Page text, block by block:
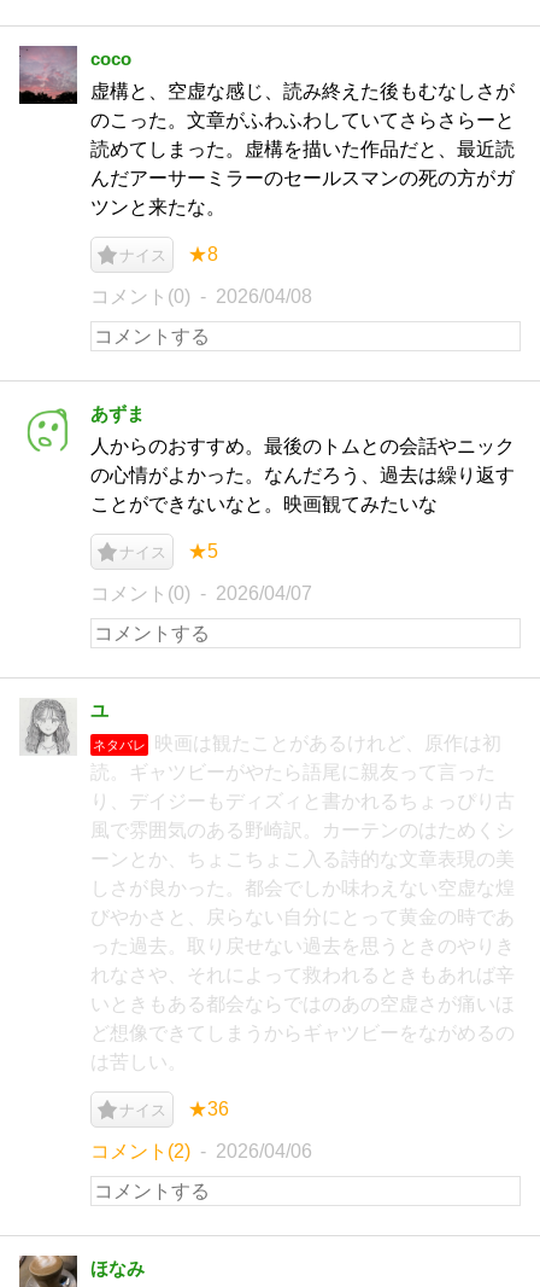
coco
虚構と、空虚な感じ、読み終えた後もむなしさが
のこった。文章がふわふわしていてさらさらーと
読めてしまった。虚構を描いた作品だと、最近読
んだアーサーミラーのセールスマンの死の方がガ
ツンと来たな。
ナイス ★8
コメント(0) 2026/04/08
あずま
人からのおすすめ。最後のトムとの会話やニック
の心情がよかった。なんだろう、過去は繰り返す
ことができないなと。映画観てみたいな
ナイス ★5
コメント(0) 2026/04/07
ユ
ネタバレ
映画は観たことがあるけれど、原作は初
読。ギャツビーがやたら語尾に親友って言った
り、デイジーもディズィと書かれるちょっぴり古
風で雰囲気のある野崎訳。カーテンのはためくシ
ーンとか、ちょこちょこ入る詩的な文章表現の美
しさが良かった。都会でしか味わえない空虚な煌
びやかさと、戻らない自分にとって黄金の時であ
った過去。取り戻せない過去を思うときのやりき
れなさや、それによって救われるときもあれば辛
いときもある都会ならではのあの空虚さが痛いほ
ど想像できてしまうからギャツビーをながめるの
は苦しい。
ナイス ★36
コメント(2) 2026/04/06
ほなみ